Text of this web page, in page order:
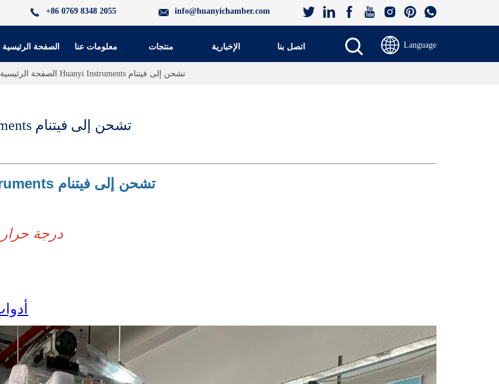
+86 0769 8348 2055 info@huanyichamber.com
الصفحة الرئيسية معلومات عنا منتجات الإخبارية اتصل بنا Language
الصفحة الرئيسية غرف الاختبار البيئي لشركة Huanyi Instruments تشحن إلى فيتنام
غرف الاختبار البيئي لشركة Huanyi Instruments تشحن إلى فيتنام